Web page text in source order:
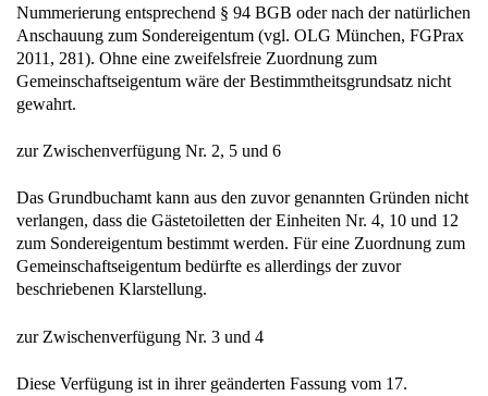
Nummerierung entsprechend § 94 BGB oder nach der natürlichen
Anschauung zum Sondereigentum (vgl. OLG München, FGPrax
2011, 281). Ohne eine zweifelsfreie Zuordnung zum
Gemeinschaftseigentum wäre der Bestimmtheitsgrundsatz nicht
gewahrt.
zur Zwischenverfügung Nr. 2, 5 und 6
Das Grundbuchamt kann aus den zuvor genannten Gründen nicht
verlangen, dass die Gästetoiletten der Einheiten Nr. 4, 10 und 12
zum Sondereigentum bestimmt werden. Für eine Zuordnung zum
Gemeinschaftseigentum bedürfte es allerdings der zuvor
beschriebenen Klarstellung.
zur Zwischenverfügung Nr. 3 und 4
Diese Verfügung ist in ihrer geänderten Fassung vom 17.